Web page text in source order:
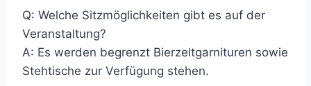
Q: Welche Sitzmöglichkeiten gibt es auf der
Veranstaltung?
A: Es werden begrenzt Bierzeltgarnituren sowie
Stehtische zur Verfügung stehen.